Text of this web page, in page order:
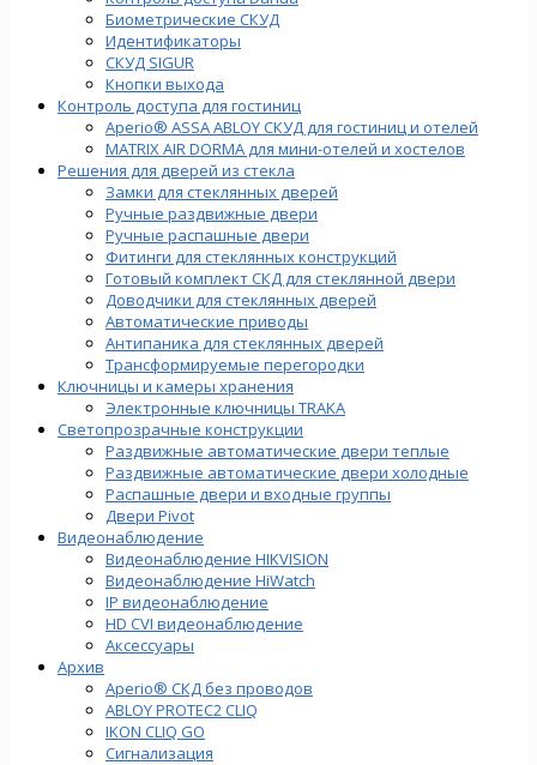
Биометрические СКУД
Идентификаторы
СКУД SIGUR
Кнопки выхода
Контроль доступа для гостиниц
Aperio® ASSA ABLOY СКУД для гостиниц и отелей
MATRIX AIR DORMA для мини-отелей и хостелов
Решения для дверей из стекла
Замки для стеклянных дверей
Ручные раздвижные двери
Ручные распашные двери
Фитинги для стеклянных конструкций
Готовый комплект СКД для стеклянной двери
Доводчики для стеклянных дверей
Автоматические приводы
Антипаника для стеклянных дверей
Трансформируемые перегородки
Ключницы и камеры хранения
Электронные ключницы TRAKA
Светопрозрачные конструкции
Раздвижные автоматические двери теплые
Раздвижные автоматические двери холодные
Распашные двери и входные группы
Двери Pivot
Видеонаблюдение
Видеонаблюдение HIKVISION
Видеонаблюдение HiWatch
IP видеонаблюдение
HD CVI видеонаблюдение
Аксессуары
Архив
Aperio® СКД без проводов
ABLOY PROTEC2 CLIQ
IKON CLIQ GO
Сигнализация